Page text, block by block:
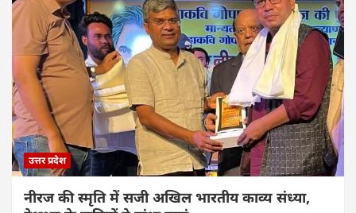
A
p
p
b
o
o
k
dI
n
उत्तर प्रदेश
नीरज की स्मृति में सजी अखिल भारतीय काव्य संध्या,